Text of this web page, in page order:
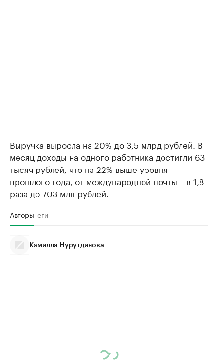
Выручка выросла на 20% до 3,5 млрд рублей. В
месяц доходы на одного работника достигли 63
тысяч рублей, что на 22% выше уровня
прошлого года, от международной почты – в 1,8
раза до 703 млн рублей.
АвторыТеги
Камилла Нурутдинова